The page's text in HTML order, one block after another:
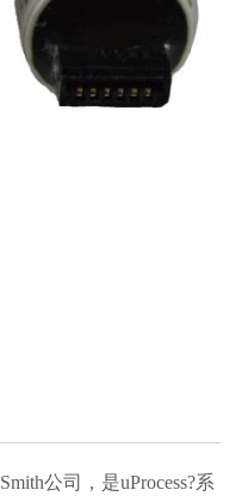
赁
公司，是uProcess?系